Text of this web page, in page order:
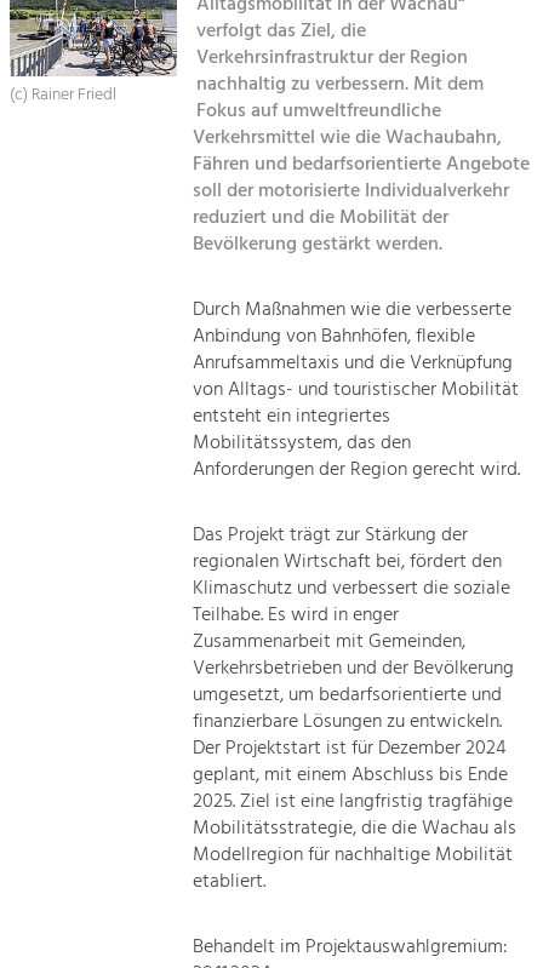
Suche
Landscape.
Tourism
Offer Development and Positioning
Art & Culture
Crafts, Science and Research.
Social Affairs, Education
Equality, Youth and Integration.
Mobility & Energy
Climate Change, Public Transport and
Renewable Energy.
Increase in Regional Value Added.
(c) Rainer Friedl
verfolgt das Ziel, die
Verkehrsinfrastruktur der Region
nachhaltig zu verbessern. Mit dem
Fokus auf umweltfreundliche
Verkehrsmittel wie die Wachaubahn,
Fähren und bedarfsorientierte Angebote
soll der motorisierte Individualverkehr
reduziert und die Mobilität der
Bevölkerung gestärkt werden.
Durch Maßnahmen wie die verbesserte
Anbindung von Bahnhöfen, flexible
Anrufsammeltaxis und die Verknüpfung
von Alltags- und touristischer Mobilität
entsteht ein integriertes
Mobilitätssystem, das den
Anforderungen der Region gerecht wird.
Das Projekt trägt zur Stärkung der
regionalen Wirtschaft bei, fördert den
Klimaschutz und verbessert die soziale
Teilhabe. Es wird in enger
Zusammenarbeit mit Gemeinden,
Verkehrsbetrieben und der Bevölkerung
umgesetzt, um bedarfsorientierte und
finanzierbare Lösungen zu entwickeln.
Der Projektstart ist für Dezember 2024
geplant, mit einem Abschluss bis Ende
2025. Ziel ist eine langfristig tragfähige
Mobilitätsstrategie, die die Wachau als
Modellregion für nachhaltige Mobilität
etabliert.
Behandelt im Projektauswahlgremium: